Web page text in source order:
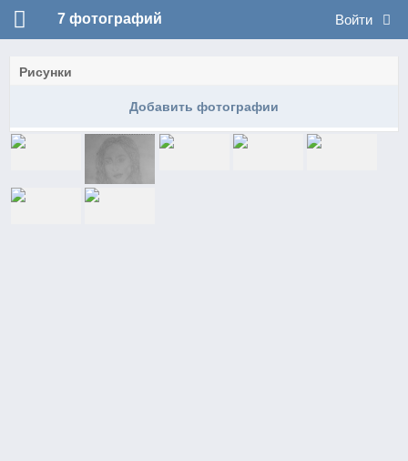
Войти
7 фотографий
Рисунки
Добавить фотографии